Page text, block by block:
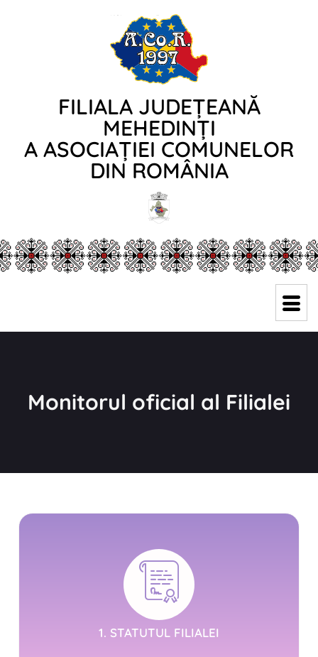
FILIALA JUDEȚEANĂ
MEHEDINȚI
A ASOCIAȚIEI COMUNELOR
DIN ROMÂNIA
Monitorul oficial al Filialei
1. STATUTUL FILIALEI